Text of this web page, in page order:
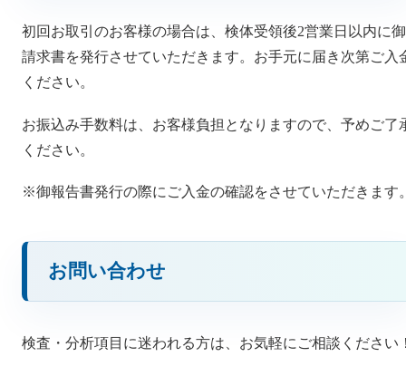
初回お取引のお客様の場合は、検体受領後2営業日以内に御
請求書を発行させていただきます。お手元に届き次第ご入
ください。
お振込み手数料は、お客様負担となりますので、予めご了
ください。
※御報告書発行の際にご入金の確認をさせていただきます
お問い合わせ
検査・分析項目に迷われる方は、お気軽にご相談ください